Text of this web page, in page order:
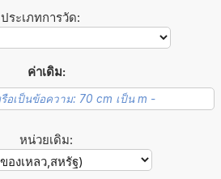
ประเภทการวัด:
ค่าเดิม:
หน่วยเดิม: